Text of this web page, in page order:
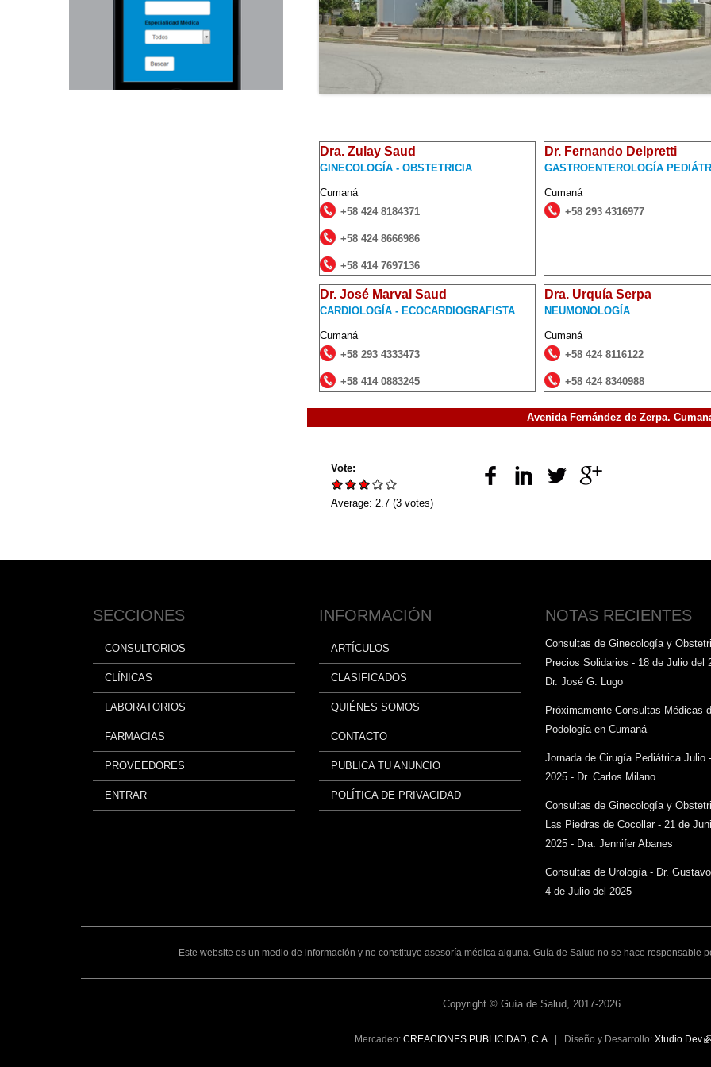
Dra. Zulay Saud
GINECOLOGÍA - OBSTETRICIA
Cumaná
+58 424 8184371
+58 424 8666986
+58 414 7697136
Dr. Fernando Delpretti
GASTROENTEROLOGÍA
Cumaná
+58 293 4316977
Dr. José Marval Saud
CARDIOLOGÍA - ECOCARDIOGRAFISTA
Cumaná
+58 293 4333473
+58 414 0883245
Dra. Urquía Serpa
NEUMONOLOGÍA
Cumaná
+58 424 8116122
+58 424 8340988
Avenida Fernández de Zerpa.
Vote:
Average: 2.7 (3 votes)
SECCIONES
CONSULTORIOS
CLÍNICAS
LABORATORIOS
FARMACIAS
PROVEEDORES
ENTRAR
INFORMACIÓN
ARTÍCULOS
CLASIFICADOS
QUIÉNES SOMOS
CONTACTO
PUBLICA TU ANUNCIO
POLÍTICA DE PRIVACIDAD
NOTAS RECIENTES
Consultas de Ginecología y
Precios Solidarios - 18 de Julio del
Dr. José G. Lugo
Próximamente Consultas Médicas
Podología en Cumaná
Jornada de Cirugía Pediátrica Julio
2025 - Dr. Carlos Milano
Consultas de Ginecología y
Las Piedras de Cocollar - 21 de
2025 - Dra. Jennifer Abanes
Consultas de Urología - Dr.
4 de Julio del 2025
Este website es un medio de información y no constituye asesoría médica alguna. Guía de Salud no se hace responsable
Copyright © Guía de Salud, 2017-2026.
Mercadeo: CREACIONES PUBLICIDAD, C.A. | Diseño y Desarrollo: Xtudio.Dev